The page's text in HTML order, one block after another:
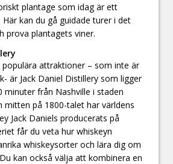
plantage som idag är ett
kan du gå guidade turer i det
prova plantagets viner.
populära attraktioner – som inte är
är Jack Daniel Distillery som ligger
minuter från Nashville i staden
mitten på 1800-talet har världens
Jack Daniels producerats på
får du veta hur whiskeyn
whiskeysorter och lära dig om
kan också välja att kombinera en